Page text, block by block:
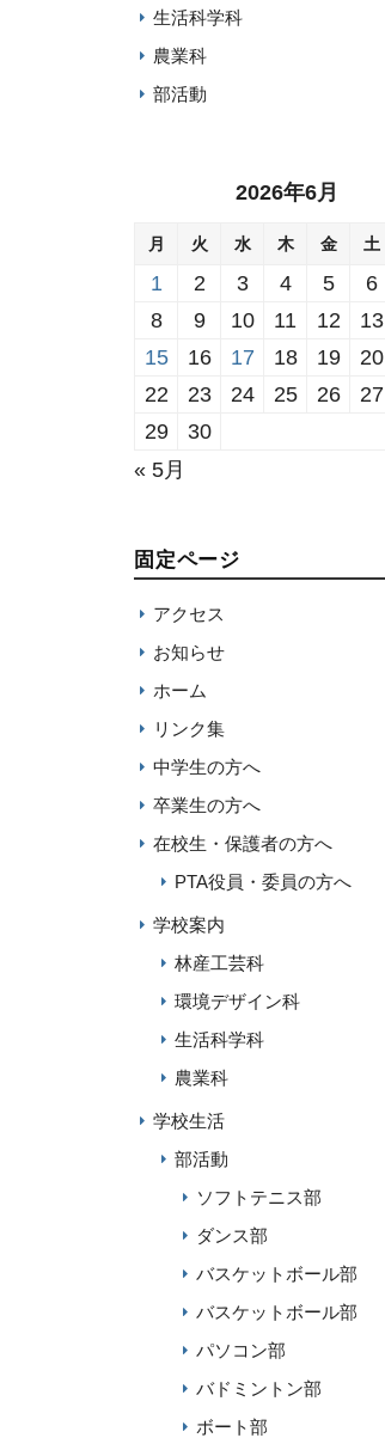
生活科学科
農業科
部活動
2026年6月
月 火 水 木 金 土
1 2 3 4 5 6
8
9 10 11 12 13
15
16 17 18 19 20
22
23 24 25 26 27
29
30
« 5月
固定ページ
アクセス
お知らせ
ホーム
リンク集
中学生の方へ
卒業生の方へ
在校生・保護者の方へ
PTA役員・委員の方へ
学校案内
林産工芸科
環境デザイン科
生活科学科
農業科
学校生活
部活動
ソフトテニス部
ダンス部
バスケットボール部
バスケットボール部
パソコン部
バドミントン部
ボート部